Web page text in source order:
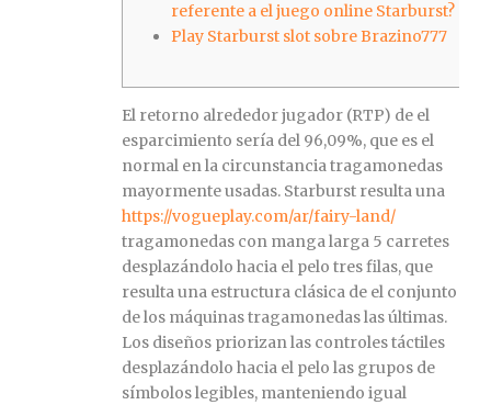
referente a el juego online Starburst?
Play Starburst slot sobre Brazino777
El retorno alrededor jugador (RTP) de el
esparcimiento serí­a del 96,09%, que es el
normal en la circunstancia tragamonedas
mayormente usadas. Starburst resulta una
https://vogueplay.com/ar/fairy-land/
tragamonedas con manga larga 5 carretes
desplazándolo hacia el pelo tres filas, que
resulta una estructura clásica de el conjunto
de los máquinas tragamonedas las últimas.
Los diseños priorizan las controles táctiles
desplazándolo hacia el pelo las grupos de
símbolos legibles, manteniendo igual